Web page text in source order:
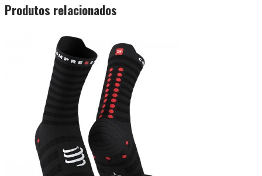
Produtos relacionados